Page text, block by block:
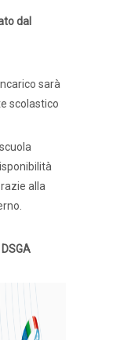
dal
sarà
scolastico
alla
DSGA